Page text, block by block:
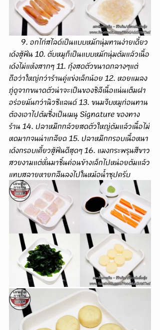
เด้งสู้ฟัน 10. ตับหมูก็เป็นแบบหมักนุ่มต้มแล้วเนื้อ
เด้งไม่แห้งสากๆ 11. กุ้งสดตัวขนาดกลางๆแต่
ถือว่าใหญ่กว่าร้านคู่แข่งเล็กน้อย 12. หอยแมลง
ภู่ดูจากขนาดตัวน่าจะเป็นของชิลีเนื้อแน่นเต็มฝา
อร่อยมันกว่านิวซีแลนด์ 13. ขนมจีบหมูก่อนทาน
ต้องเอาไปต้มซึ่งเป็นเมนู Signature ของทาง
ร้าน 14. ปลาหมึกกล้วยสดตัวใหญ่ต้มแล้วเนื้อไม่
หดมากจนน่าเกลียด 15. ปลาหมึกกรอบเนื้อหนา
เด้งกรอบเคี้ยวสู้ฟันดีสุดๆ 16. แมงกระพรุนสีขาว
สวยงามแต่หั่นมาชิ้นค่อนข้างเล็กไปหน่อยต้มแล้ว
แทบสลายหายกลืนลงไปในหม้อน้ำซุปครับ